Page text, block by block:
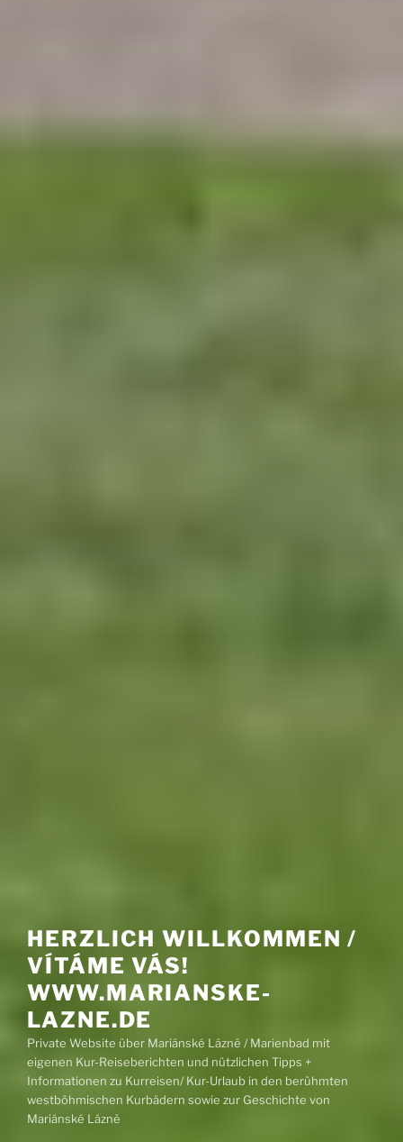
HERZLICH WILLKOMMEN /
VÍTÁME VÁS!
WWW.MARIANSKE-
LAZNE.DE
Private Website über Mariánské Lázně / Marienbad mit
eigenen Kur-Reiseberichten und nützlichen Tipps +
Informationen zu Kurreisen/ Kur-Urlaub in den berühmten
westböhmischen Kurbädern sowie zur Geschichte von
Mariánské Lázně